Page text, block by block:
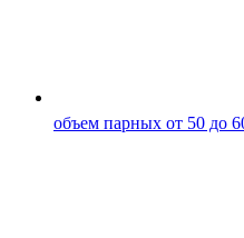
объем парных от 50 до